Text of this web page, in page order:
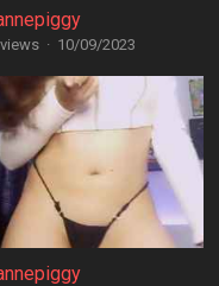
· 10/09/2023